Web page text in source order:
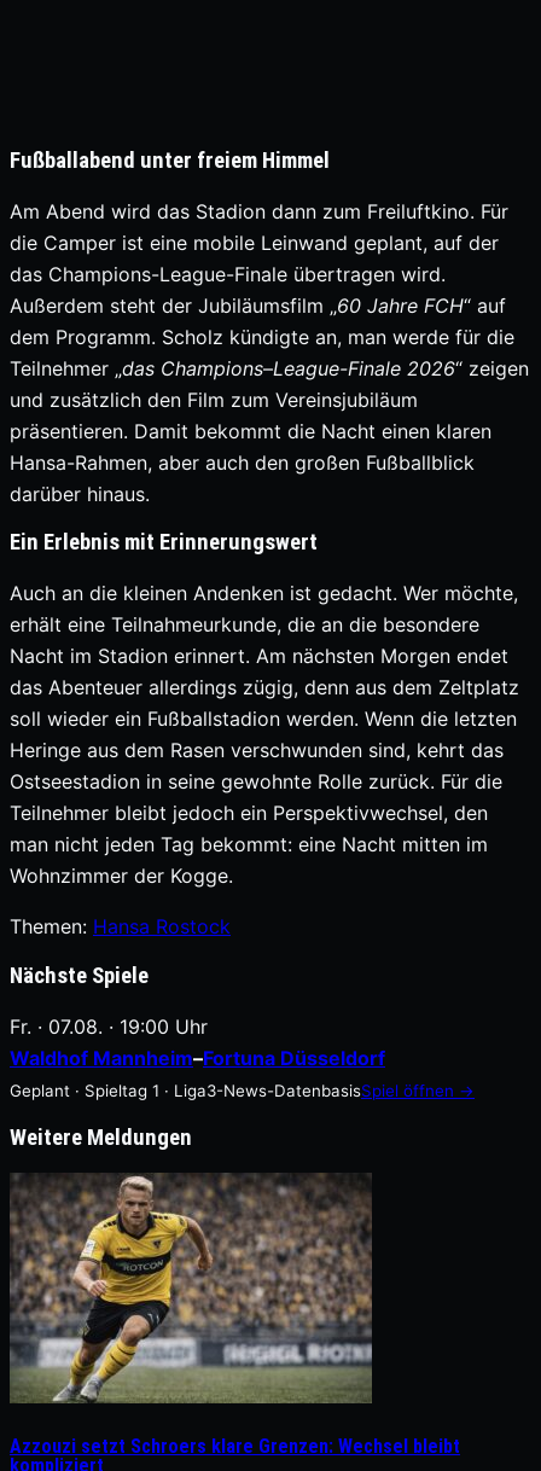
Fußballabend unter freiem Himmel
Am Abend wird das Stadion dann zum Freiluftkino. Für
die Camper ist eine mobile Leinwand geplant, auf der
das Champions-League-Finale übertragen wird.
Außerdem steht der Jubiläumsfilm „60 Jahre FCH“ auf
dem Programm. Scholz kündigte an, man werde für die
Teilnehmer „das Champions–League-Finale 2026“ zeigen
und zusätzlich den Film zum Vereinsjubiläum
präsentieren. Damit bekommt die Nacht einen klaren
Hansa-Rahmen, aber auch den großen Fußballblick
darüber hinaus.
Ein Erlebnis mit Erinnerungswert
Auch an die kleinen Andenken ist gedacht. Wer möchte,
erhält eine Teilnahmeurkunde, die an die besondere
Nacht im Stadion erinnert. Am nächsten Morgen endet
das Abenteuer allerdings zügig, denn aus dem Zeltplatz
soll wieder ein Fußballstadion werden. Wenn die letzten
Heringe aus dem Rasen verschwunden sind, kehrt das
Ostseestadion in seine gewohnte Rolle zurück. Für die
Teilnehmer bleibt jedoch ein Perspektivwechsel, den
man nicht jeden Tag bekommt: eine Nacht mitten im
Wohnzimmer der Kogge.
Themen: Hansa Rostock
Nächste Spiele
Fr. · 07.08. · 19:00 Uhr
Waldhof Mannheim–Fortuna Düsseldorf
Geplant · Spieltag 1 · Liga3-News-DatenbasisSpiel öffnen →
Weitere Meldungen
Azzouzi setzt Schroers klare Grenzen: Wechsel bleibt
kompliziert